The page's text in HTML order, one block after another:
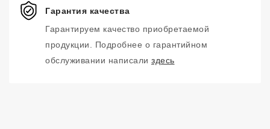
Гарантия качества
Гарантируем качество приобретаемой
продукции. Подробнее о гарантийном
обслуживании написали здесь